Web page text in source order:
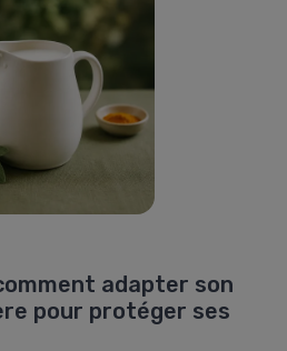
adapter son
pour protéger ses